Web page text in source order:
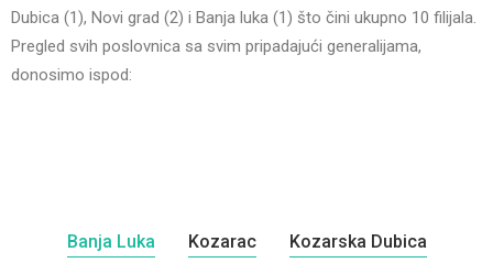
Dubica (1), Novi grad (2) i Banja luka (1) što čini ukupno 10 filijala.
Pregled svih poslovnica sa svim pripadajući generalijama,
donosimo ispod:
Banja Luka Kozarac
Kozarska Dubica